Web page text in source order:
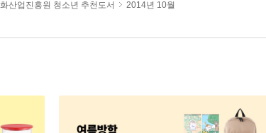
산업진흥원 청소년 추천도서 2014년 10월